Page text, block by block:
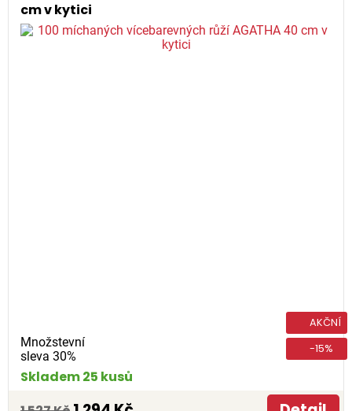
cm v kytici
Množstevní
sleva 30%
AKČNÍ
-15%
Skladem 25 kusů